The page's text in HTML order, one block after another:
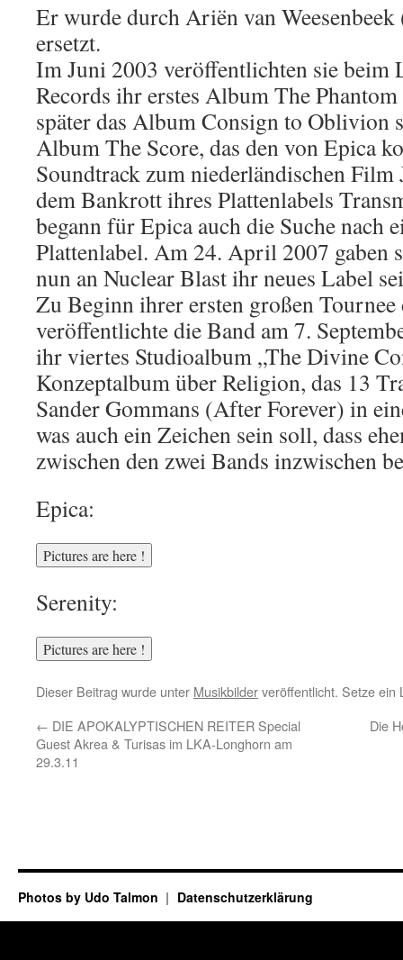
Er wurde durch Ariën van
ersetzt.
Im Juni 2003 veröffentlichten sie beim
Records ihr erstes Album The
später das Album Consign to Oblivion
Album The Score, das den von Epica
Soundtrack zum niederländischen
dem Bankrott ihres Plattenlabels
begann für Epica auch die Suche nach
Plattenlabel. Am 24. April 2007 gaben
nun an Nuclear Blast ihr neues Label
Zu Beginn ihrer ersten großen
veröffentlichte die Band am 7.
ihr viertes Studioalbum „The Divine
Konzeptalbum über Religion, das 13
Sander Gommans (After Forever) in
was auch ein Zeichen sein soll, dass
zwischen den zwei Bands inzwischen
Epica:
Serenity:
Dieser Beitrag wurde unter Musikbilderveröffentlicht. Setze
← DIE APOKALYPTISCHEN REITER Special
Guest Akrea & Turisas im LKA-Longhorn am
29.3.11
Die
Photos by Udo Talmon Datenschutzerklärung